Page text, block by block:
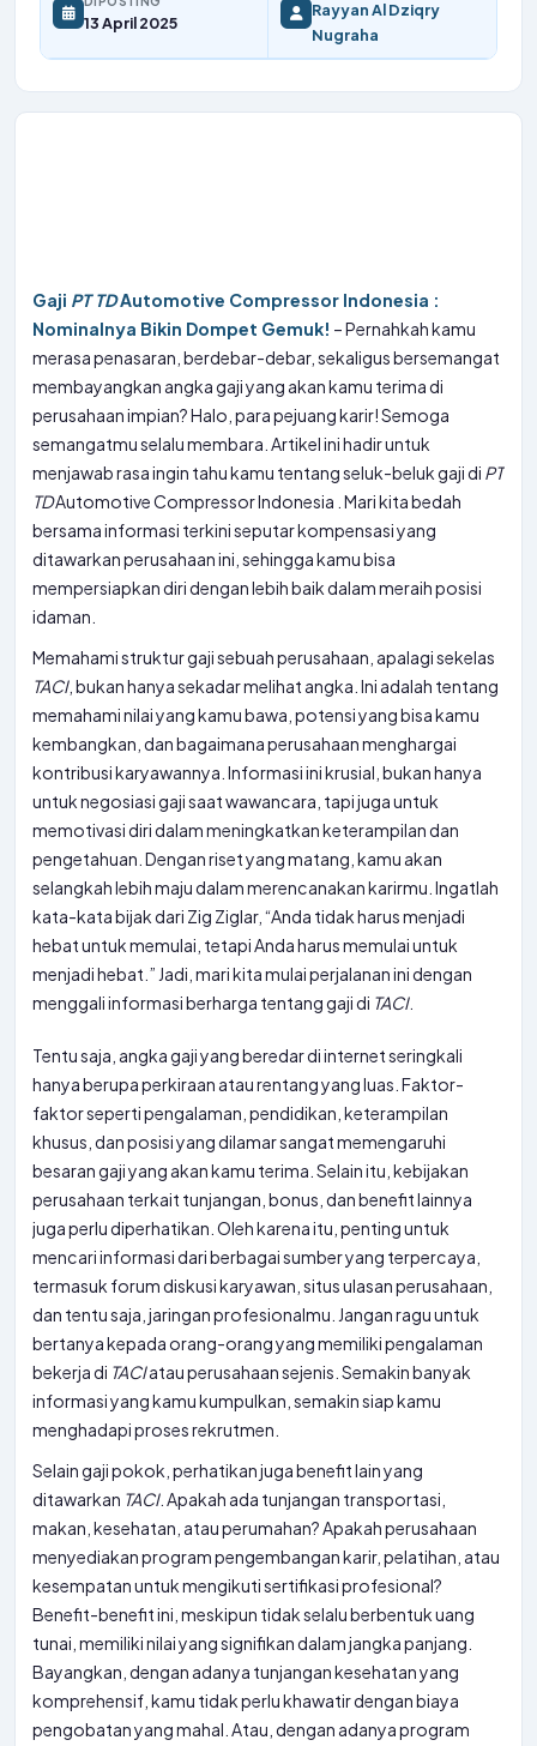
13 April 2025
Rayyan Al Dziqry
Nugraha
Gaji PT TDAutomotive Compressor Indonesia :
Nominalnya Bikin Dompet Gemuk! – Pernahkah kamu
merasa penasaran, berdebar-debar, sekaligus bersemangat
membayangkan angka gaji yang akan kamu terima di
perusahaan impian? Halo, para pejuang karir! Semoga
semangatmu selalu membara. Artikel ini hadir untuk
menjawab rasa ingin tahu kamu tentang seluk-beluk gaji di PT
TDAutomotive Compressor Indonesia . Mari kita bedah
bersama informasi terkini seputar kompensasi yang
ditawarkan perusahaan ini, sehingga kamu bisa
mempersiapkan diri dengan lebih baik dalam meraih posisi
idaman.
Memahami struktur gaji sebuah perusahaan, apalagi sekelas
TACI, bukan hanya sekadar melihat angka. Ini adalah tentang
memahami nilai yang kamu bawa, potensi yang bisa kamu
kembangkan, dan bagaimana perusahaan menghargai
kontribusi karyawannya. Informasi ini krusial, bukan hanya
untuk negosiasi gaji saat wawancara, tapi juga untuk
memotivasi diri dalam meningkatkan keterampilan dan
pengetahuan. Dengan riset yang matang, kamu akan
selangkah lebih maju dalam merencanakan karirmu. Ingatlah
kata-kata bijak dari Zig Ziglar, “Anda tidak harus menjadi
hebat untuk memulai, tetapi Anda harus memulai untuk
menjadi hebat.” Jadi, mari kita mulai perjalanan ini dengan
menggali informasi berharga tentang gaji di TACI.
Tentu saja, angka gaji yang beredar di internet seringkali
hanya berupa perkiraan atau rentang yang luas. Faktor-
faktor seperti pengalaman, pendidikan, keterampilan
khusus, dan posisi yang dilamar sangat memengaruhi
besaran gaji yang akan kamu terima. Selain itu, kebijakan
perusahaan terkait tunjangan, bonus, dan benefit lainnya
juga perlu diperhatikan. Oleh karena itu, penting untuk
mencari informasi dari berbagai sumber yang terpercaya,
termasuk forum diskusi karyawan, situs ulasan perusahaan,
dan tentu saja, jaringan profesionalmu. Jangan ragu untuk
bertanya kepada orang-orang yang memiliki pengalaman
bekerja di TACIatau perusahaan sejenis. Semakin banyak
informasi yang kamu kumpulkan, semakin siap kamu
menghadapi proses rekrutmen.
Selain gaji pokok, perhatikan juga benefit lain yang
ditawarkan TACI. Apakah ada tunjangan transportasi,
makan, kesehatan, atau perumahan? Apakah perusahaan
menyediakan program pengembangan karir, pelatihan, atau
kesempatan untuk mengikuti sertifikasi profesional?
Benefit-benefit ini, meskipun tidak selalu berbentuk uang
tunai, memiliki nilai yang signifikan dalam jangka panjang.
Bayangkan, dengan adanya tunjangan kesehatan yang
komprehensif, kamu tidak perlu khawatir dengan biaya
pengobatan yang mahal. Atau, dengan adanya program